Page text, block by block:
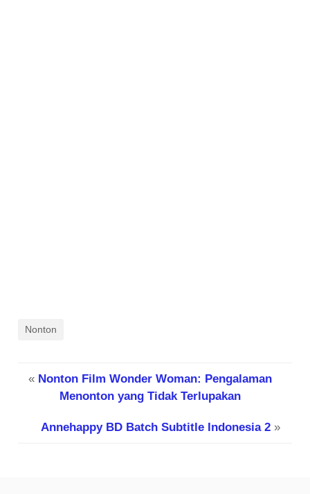
Nonton
« Nonton Film Wonder Woman: Pengalaman
Menonton yang Tidak Terlupakan
Annehappy BD Batch Subtitle Indonesia 2»